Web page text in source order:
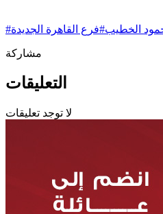
# الخطيب#فرع القاهرة الجديدة
مشاركة
التعليقات
لا توجد تعليقات